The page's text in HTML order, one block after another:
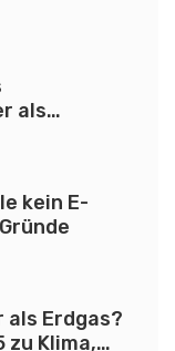
als
kein E-
als Erdgas?
zu Klima,